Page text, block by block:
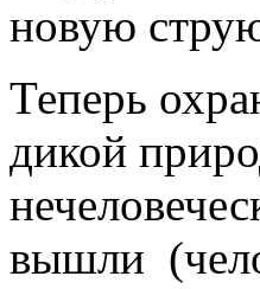
новую
Теперь
дикой
вышли